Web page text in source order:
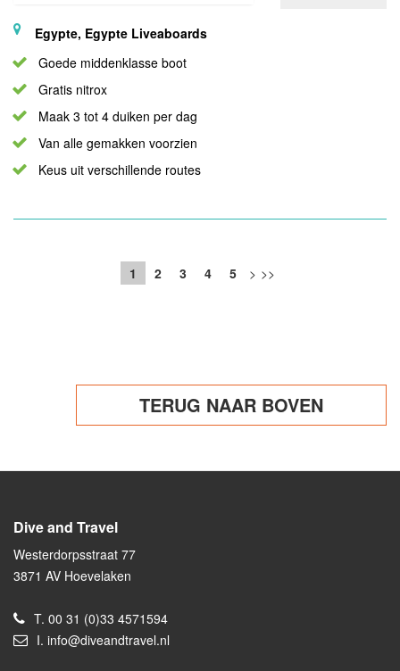
Egypte, Egypte Liveaboards
Goede middenklasse boot
Gratis nitrox
Maak 3 tot 4 duiken per dag
Van alle gemakken voorzien
Keus uit verschillende routes
1 2 3 4 5 > >>
TERUG NAAR BOVEN
Dive and Travel
Westerdorpsstraat 77
3871 AV Hoevelaken
T. 00 31 (0)33 4571594
I. info@diveandtravel.nl